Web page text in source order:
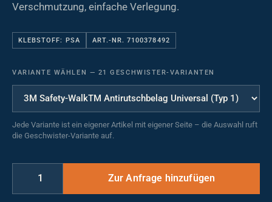
Verschmutzung, einfache Verlegung.
KLEBSTOFF: PSA ART.-NR. 7100378492
VARIANTE WÄHLEN — 21 GESCHWISTER-VARIANTEN
Jede Variante ist ein eigener Artikel mit eigener Seite – die Auswahl ruft
die Geschwister-Variante auf.